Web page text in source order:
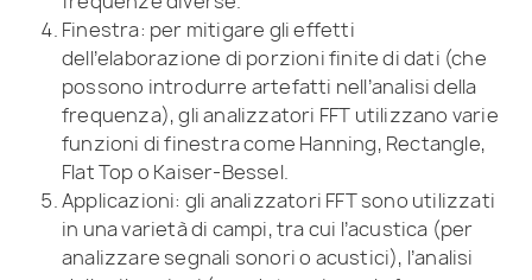
Finestra: per mitigare gli effetti
dell’elaborazione di porzioni finite di dati (che
possono introdurre artefatti nell’analisi della
frequenza), gli analizzatori FFT utilizzano varie
funzioni di finestra come Hanning, Rectangle,
Flat Top o Kaiser-Bessel.
Applicazioni: gli analizzatori FFT sono utilizzati
in una varietà di campi, tra cui l’acustica (per
analizzare segnali sonori o acustici), l’analisi